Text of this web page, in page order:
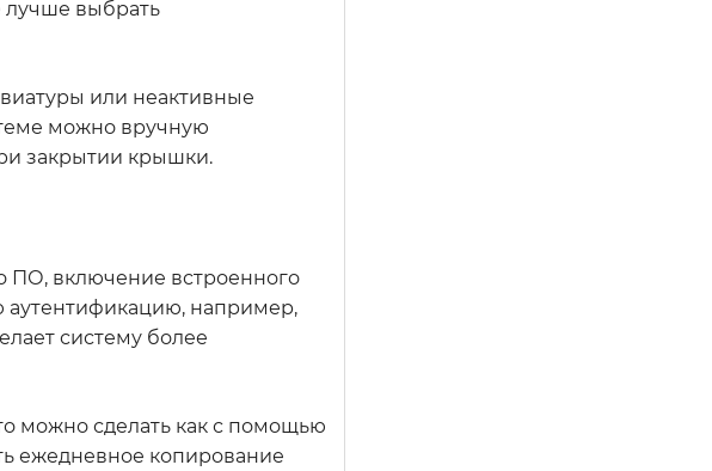
лучше выбрать
или неактивные
можно вручную
закрытии крышки.
ПО, включение встроенного
аутентификацию, например,
систему более
можно сделать как с помощью
ежедневное копирование